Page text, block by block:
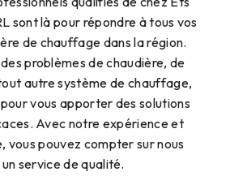
sont là pour répondre à tous vos
de chauffage dans la région.
problèmes de chaudière, de
autre système de chauffage,
vous apporter des solutions
Avec notre expérience et
vous pouvez compter sur nous
service de qualité.